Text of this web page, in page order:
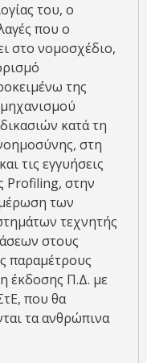
του, ο
που ο
στο νομοσχέδιο,
της
κατά τη
στη
τις εγγυήσεις
Profiling, στην
των
τεχνητής
στους
παραμέτρους
έκδοσης Π.Δ. με
που θα
τα ανθρώπινα